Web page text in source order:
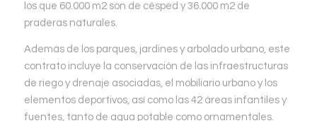
los que 60.000 m2 son de césped y 36.000 m2 de
praderas naturales.
Además de los parques, jardines y arbolado urbano, este
contrato incluye la conservación de las infraestructuras
de riego y drenaje asociadas, el mobiliario urbano y los
elementos deportivos, así como las 42 áreas infantiles y
fuentes, tanto de agua potable como ornamentales.